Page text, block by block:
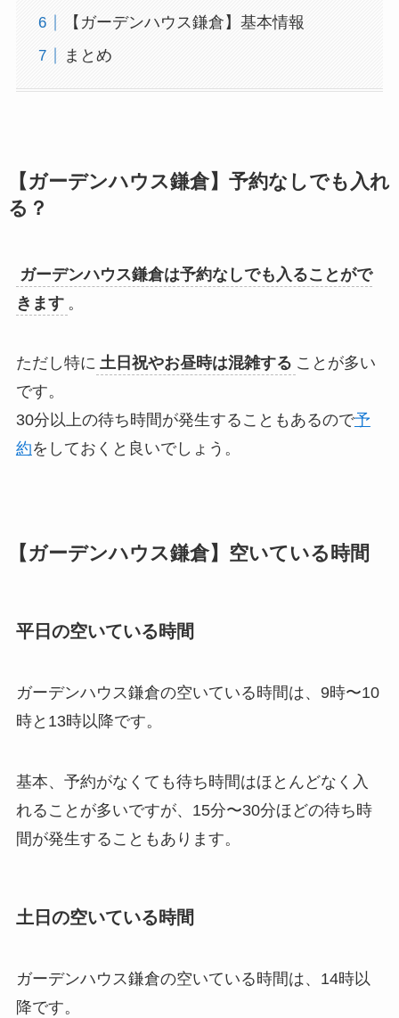
【ガーデンハウス鎌倉】基本情報
まとめ
【ガーデンハウス鎌倉】予約なしでも入れ
る？
ガーデンハウス鎌倉は予約なしでも入ることがで
きます 。
ただし特に 土日祝やお昼時は混雑する ことが多い
です。
30分以上の待ち時間が発生することもあるので予
約をしておくと良いでしょう。
【ガーデンハウス鎌倉】空いている時間
平日の空いている時間
ガーデンハウス鎌倉の空いている時間は、9時〜10
時と13時以降です。
基本、予約がなくても待ち時間はほとんどなく入
れることが多いですが、15分〜30分ほどの待ち時
間が発生することもあります。
土日の空いている時間
ガーデンハウス鎌倉の空いている時間は、14時以
降です。